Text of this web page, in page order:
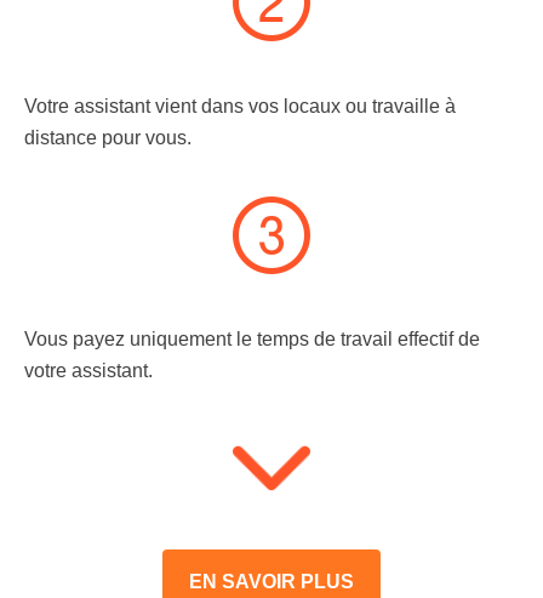
Votre assistant vient dans vos locaux ou travaille à
distance pour vous.
Vous payez uniquement le temps de travail effectif de
votre assistant.
EN SAVOIR PLUS